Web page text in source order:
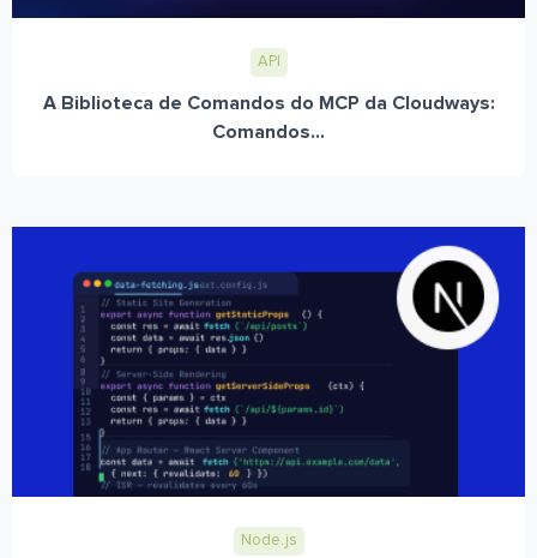
API
A Biblioteca de Comandos do MCP da Cloudways:
Comandos...
Node.js